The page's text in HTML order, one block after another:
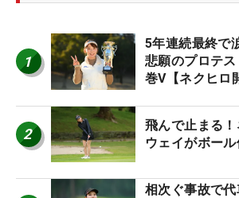
1
5年連続最終で
悲願のプロテ
巻V【ネクヒロ
2
飛んで止まる
ウェイがボー
相次ぐ事故で